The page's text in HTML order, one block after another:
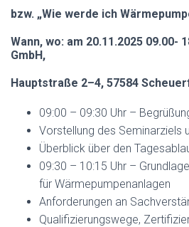
bzw. „Wie werde ich
Wann, wo: am 20.11.2025 09.00-
GmbH,
Hauptstraße 2–4, 57584
09:00 – 09:30 Uhr –
Vorstellung des Seminarziels
Überblick über den
09:30 – 10:15 Uhr –
für Wärmepumpenanlagen
Anforderungen an
Qualifizierungswege,